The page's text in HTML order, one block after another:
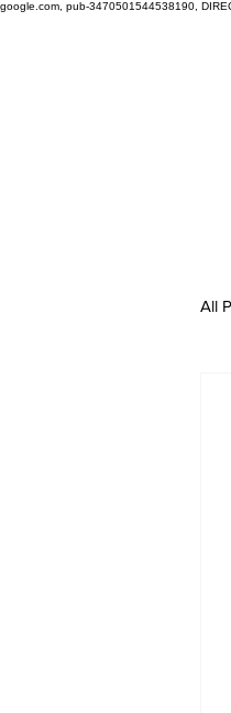
google.com, pub-3470501544538190,
All